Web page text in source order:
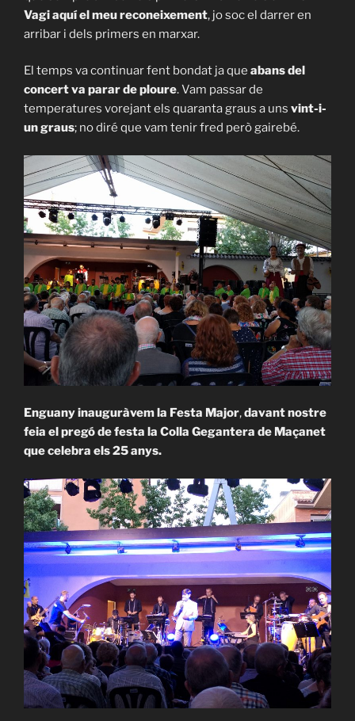
Vagi aquí el meu reconeixement, jo soc el darrer en
arribar i dels primers en marxar.
El temps va continuar fent bondat ja que abans del
concert va parar de ploure. Vam passar de
temperatures vorejant els quaranta graus a uns vint-i-
un graus; no diré que vam tenir fred però gairebé.
Enguany inauguràvem la Festa Major,davant nostre
feia el pregó de festa la Colla Gegantera de Maçanet
que celebra els 25 anys.